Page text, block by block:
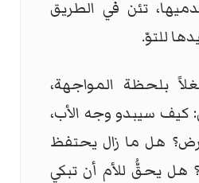
تئن في الطريق
للتوّ.
بلحظة المواجهة،
سيبدو وجه الأب،
هل ما زال يحتفظ
هل يحقُّ للأم أن تبكي